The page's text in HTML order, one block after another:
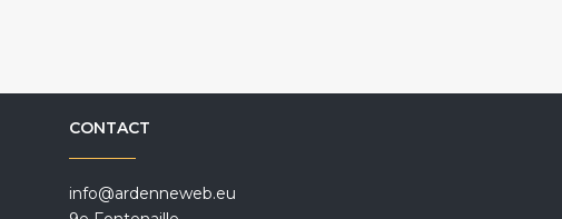
CONTACT
info@ardenneweb.eu